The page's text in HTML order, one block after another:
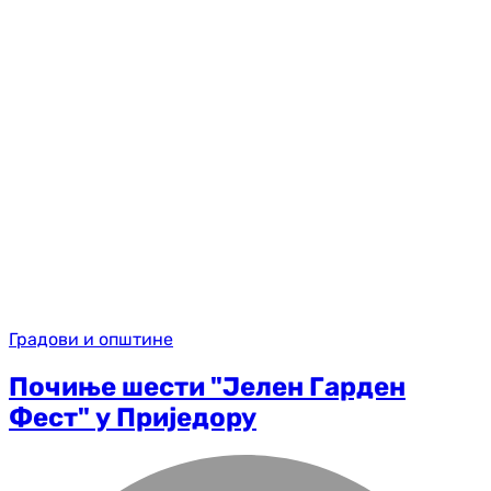
Градови и општине
Почиње шести "Јелен Гарден
Фест" у Приједору